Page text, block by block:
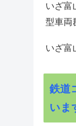
いざ富
型車両
いざ富
鉄道
いま